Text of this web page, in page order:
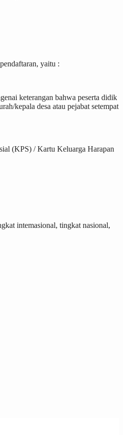
yaitu :
keterangan bahwa peserta didik
kepala desa atau pejabat setempat
(KPS) / Kartu Keluarga Harapan
intemasional, tingkat nasional,